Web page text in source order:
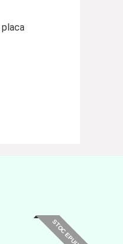
placa
STOC EPUIZAT